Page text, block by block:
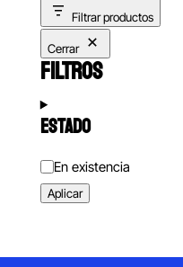
Filtrar productos
Cerrar
FILTROS
ESTADO
Estado
En existencia
Aplicar